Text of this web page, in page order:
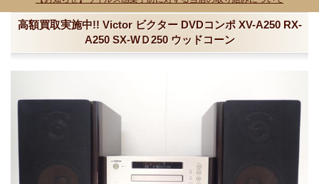
高額買取実施中!! Victor ビクター DVDコンポ XV-A250 RX-
A250 SX-WＤ250 ウッドコーン